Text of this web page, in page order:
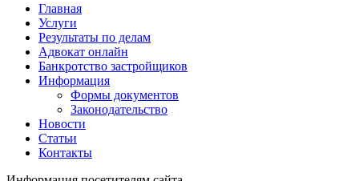
Главная
Услуги
Результаты по делам
Адвокат онлайн
Банкротство застройщиков
Информация
Формы документов
Законодательство
Новости
Статьи
Контакты